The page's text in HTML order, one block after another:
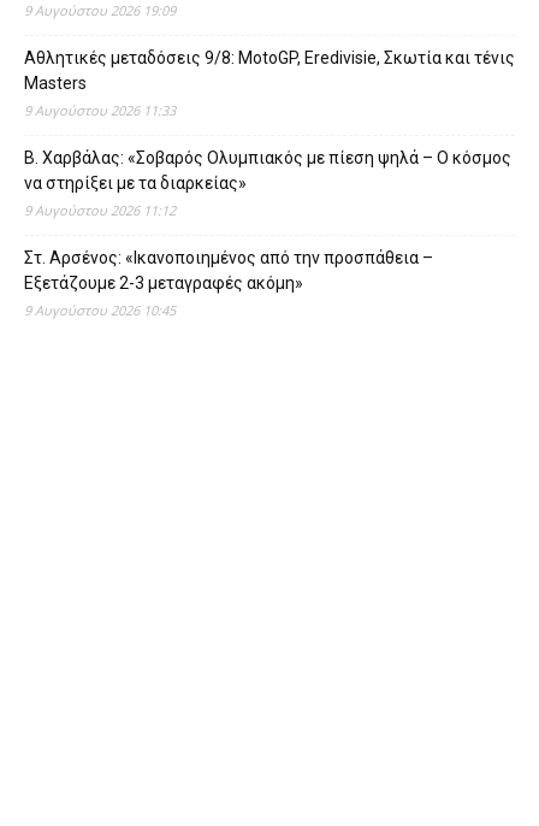
9 Αυγούστου 2026 19:09
Αθλητικές μεταδόσεις 9/8: MotoGP, Eredivisie, Σκωτία και τένις
Masters
9 Αυγούστου 2026 11:33
Β. Χαρβάλας: «Σοβαρός Ολυμπιακός με πίεση ψηλά – Ο κόσμος
να στηρίξει με τα διαρκείας»
9 Αυγούστου 2026 11:12
Στ. Αρσένος: «Ικανοποιημένος από την προσπάθεια –
Εξετάζουμε 2-3 μεταγραφές ακόμη»
9 Αυγούστου 2026 10:45